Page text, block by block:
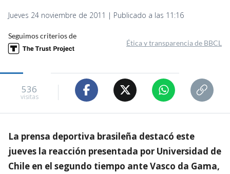
Jueves 24 noviembre de 2011 | Publicado a las 11:16
Seguimos criterios de
Ética y transparencia de BBCL
536
visitas
La prensa deportiva brasileña destacó este
jueves la reacción presentada por Universidad de
Chile en el segundo tiempo ante Vasco da Gama,